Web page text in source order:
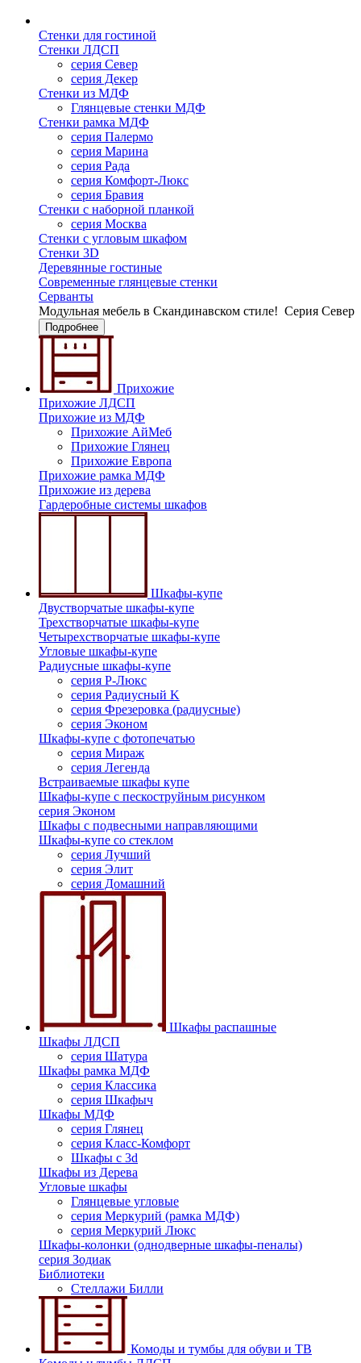
Стенки для гостиной
Стенки ЛДСП
серия Север
серия Декер
Стенки из МДФ
Глянцевые стенки МДФ
Стенки рамка МДФ
серия Палермо
серия Марина
серия Рада
серия Комфорт-Люкс
серия Бравия
Стенки с наборной планкой
серия Москва
Стенки с угловым шкафом
Стенки 3D
Деревянные гостиные
Современные глянцевые стенки
Серванты
Модульная мебель в Скандинавском стиле! Серия Север
Подробнее
Прихожие
Прихожие ЛДСП
Прихожие из МДФ
Прихожие АйМеб
Прихожие Глянец
Прихожие Европа
Прихожие рамка МДФ
Прихожие из дерева
Гардеробные системы шкафов
Шкафы-купе
Двустворчатые шкафы-купе
Трехстворчатые шкафы-купе
Четырехстворчатые шкафы-купе
Угловые шкафы-купе
Радиусные шкафы-купе
серия Р-Люкс
серия Радиусный K
серия Фрезеровка (радиусные)
серия Эконом
Шкафы-купе с фотопечатью
серия Мираж
серия Легенда
Встраиваемые шкафы купе
Шкафы-купе с пескоструйным рисунком
серия Эконом
Шкафы с подвесными направляющими
Шкафы-купе со стеклом
серия Лучший
серия Элит
серия Домашний
Шкафы распашные
Шкафы ЛДСП
серия Шатура
Шкафы рамка МДФ
серия Классика
серия Шкафыч
Шкафы МДФ
серия Глянец
серия Класс-Комфорт
Шкафы с 3d
Шкафы из Дерева
Угловые шкафы
Глянцевые угловые
серия Меркурий (рамка МДФ)
серия Меркурий Люкс
Шкафы-колонки (однодверные шкафы-пеналы)
серия Зодиак
Библиотеки
Стеллажи Билли
Комоды и тумбы для обуви и ТВ